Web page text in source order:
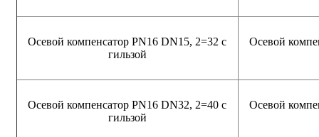
Осевой компенсатор PN16 DN15, 2=32 с
гильзой
Осевой
Осевой компенсатор PN16 DN32, 2=40 с
гильзой
Осевой